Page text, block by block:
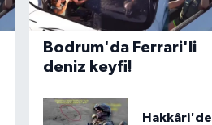
Bodrum'da Ferrari'li
deniz keyfi!
Hakkâri'de